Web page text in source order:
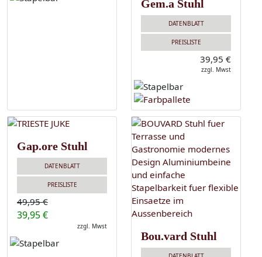
Gem.a Stuhl
DATENBLATT
PREISLISTE
39,95 €
zzgl. Mwst
Gap.ore Stuhl
DATENBLATT
PREISLISTE
49,95 €
39,95 €
zzgl. Mwst
Bou.vard Stuhl